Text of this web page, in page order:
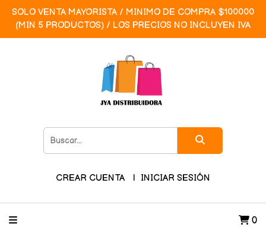
SOLO VENTA MAYORISTA / MINIMO DE COMPRA $100000
(MIN 5 PRODUCTOS) / LOS PRECIOS NO INCLUYEN IVA
CREAR CUENTA INICIAR SESIÓN
0